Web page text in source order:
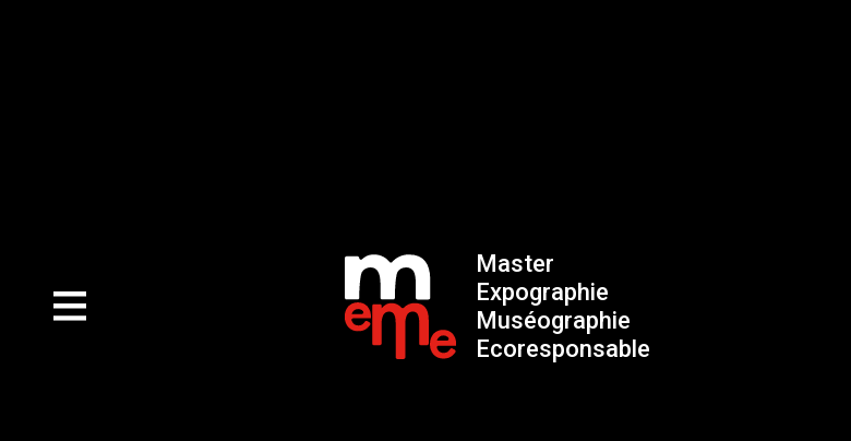
Master
Expographie
Muséographie
Ecoresponsable